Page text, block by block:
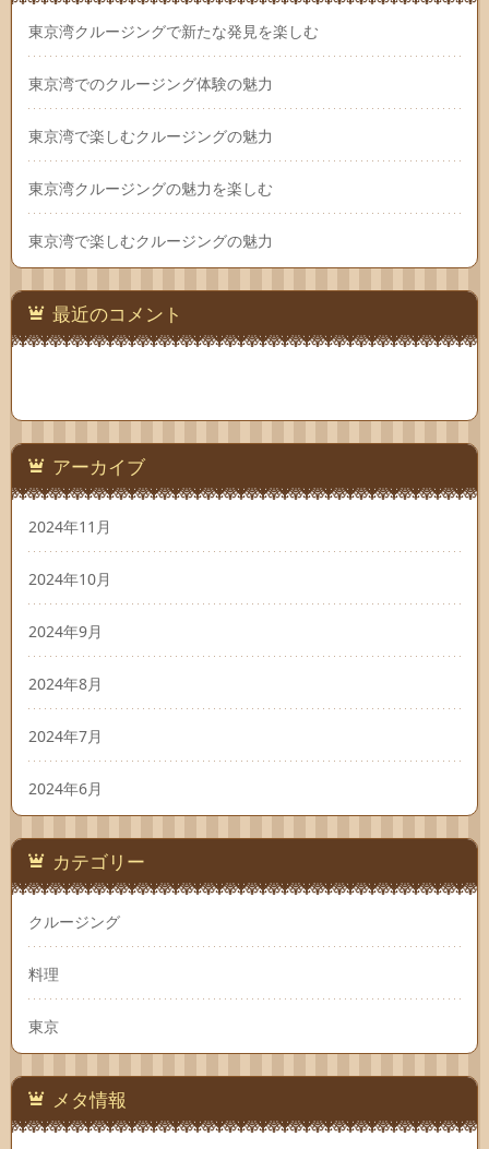
東京湾クルージングで新たな発見を楽しむ
東京湾でのクルージング体験の魅力
東京湾で楽しむクルージングの魅力
東京湾クルージングの魅力を楽しむ
東京湾で楽しむクルージングの魅力
最近のコメント
アーカイブ
2024年11月
2024年10月
2024年9月
2024年8月
2024年7月
2024年6月
カテゴリー
クルージング
料理
東京
メタ情報